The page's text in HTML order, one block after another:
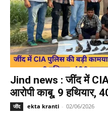
Jind news : जींद में CIA
आरोपी काबू, 9 हथियार,
जींद ekta kranti - 02/06/2026